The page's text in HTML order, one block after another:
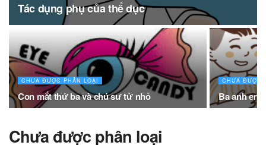
Tác dụng phụ của thể dục
CHƯA ĐƯỢC PHÂN LOẠI
Con mắt thứ ba và chú sư tử nhỏ
CHƯA ĐƯỢC
Ba anh em
Chưa được phân loại